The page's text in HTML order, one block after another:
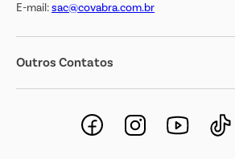
E-mail:sac@covabra.com.br
Outros Contatos
Negócios Imobiliários
Novos Fornecedores